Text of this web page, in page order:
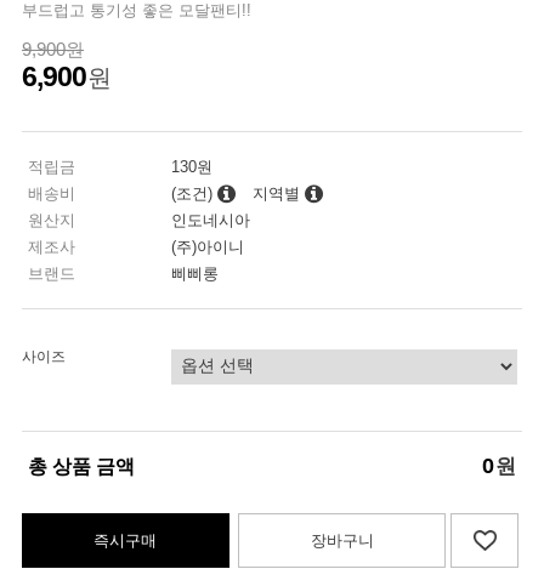
부드럽고 통기성 좋은 모달팬티!!
9,900원
6,900원
적립금
130원
배송비
(조건)
지역별
원산지
인도네시아
제조사
(주)아이니
브랜드
삐삐롱
사이즈
총 상품 금액 0원
즉시구매 장바구니